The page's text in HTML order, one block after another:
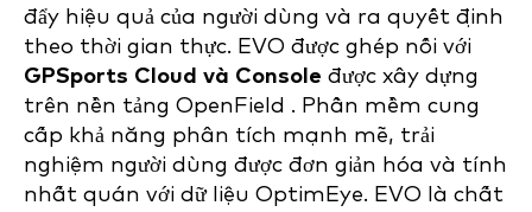
đẩy hiệu quả của người dùng và ra quyết định
theo thời gian thực. EVO được ghép nối với
GPSports Cloud và Console được xây dựng
trên nền tảng OpenField . Phần mềm cung
cấp khả năng phân tích mạnh mẽ, trải
nghiệm người dùng được đơn giản hóa và tính
nhất quán với dữ liệu OptimEye. EVO là chất